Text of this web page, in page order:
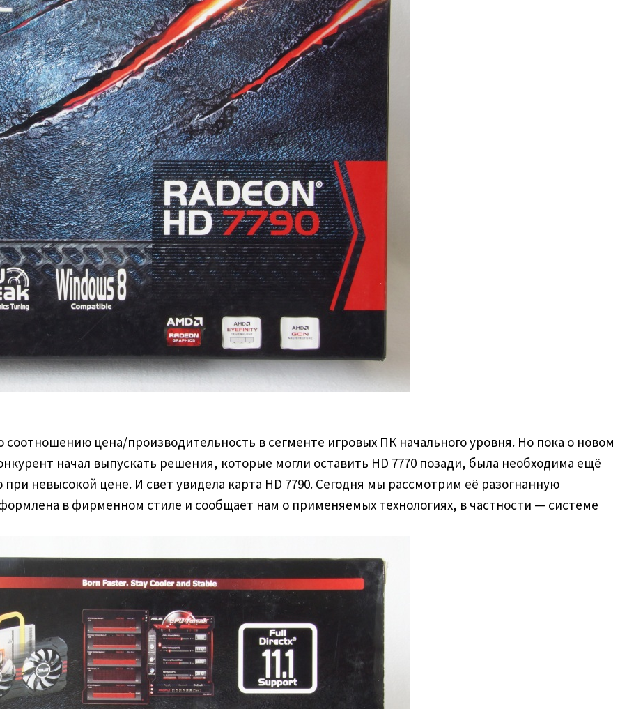
соотношению цена/производительность в сегменте игровых ПК начального уровня. Но пока о новом
начал выпускать решения, которые могли оставить HD 7770 позади, была необходима ещё
невысокой цене. И свет увидела карта HD 7790. Сегодня мы рассмотрим её разогнанную
в фирменном стиле и сообщает нам о применяемых технологиях, в частности — системе